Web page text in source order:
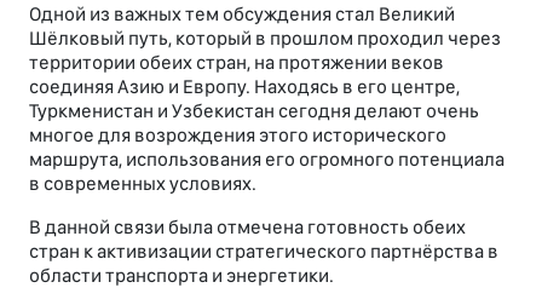
Одной из важных тем обсуждения стал Великий
Шёлковый путь, который в прошлом проходил через
территории обеих стран, на протяжении веков
соединяя Азию и Европу. Находясь в его центре,
Туркменистан и Узбекистан сегодня делают очень
многое для возрождения этого исторического
маршрута, использования его огромного потенциала
в современных условиях.
В данной связи была отмечена готовность обеих
стран к активизации стратегического партнёрства в
области транспорта и энергетики.